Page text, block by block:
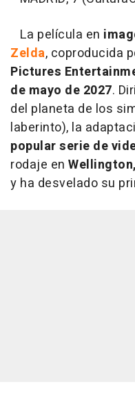
La película en
Zelda, coproducida
Pictures
de mayo de 2027.
del planeta de los
laberinto), la
popular serie de
rodaje en
y ha desvelado su